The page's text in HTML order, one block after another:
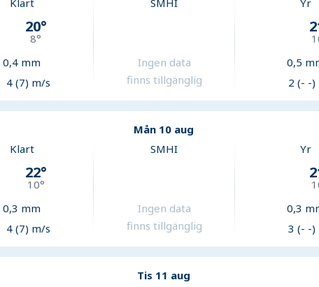
Klart
20°
8°
0,4 mm
4 (7) m/s
SMHI
Ingen data
finns tillgänglig
Yr
0,5
2 (- -)
Mån 10 aug
Klart
22°
10°
0,3 mm
4 (7) m/s
SMHI
Ingen data
finns tillgänglig
Yr
0,3
3 (- -)
Tis 11 aug